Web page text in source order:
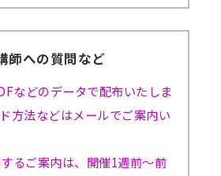
師への質問など
などのデータで配布いたしま
方法などはメールでご案内い
るご案内は、開催1週前～前